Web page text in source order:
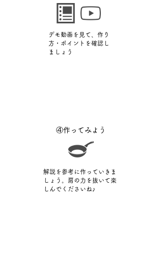
デモ動画を見て、作り
方・ポイントを確認し
ましょう
​④作ってみよう
解説を参考に作っていきま
しょう。肩の力を抜いて楽
しんでくださいね♪